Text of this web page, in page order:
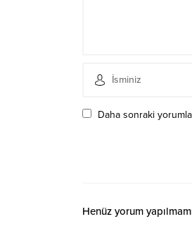
Daha sonraki
Henüz yorum